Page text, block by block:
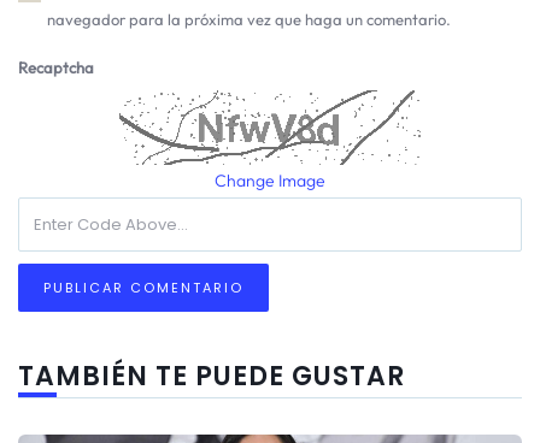
navegador para la próxima vez que haga un comentario.
Recaptcha
Change Image
TAMBIÉN TE PUEDE GUSTAR